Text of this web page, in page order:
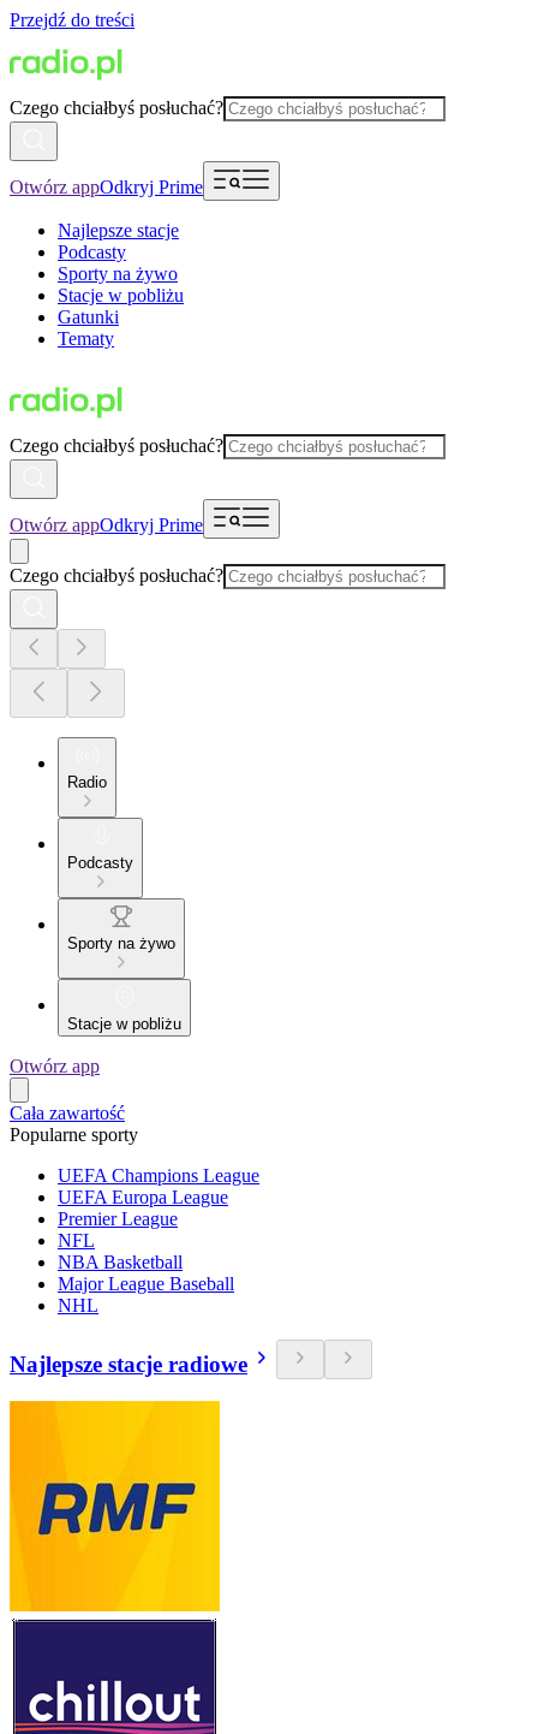
Przejdź do treści
Czego chciałbyś posłuchać?
Otwórz appOdkryj Prime
Najlepsze stacje
Podcasty
Sporty na żywo
Stacje w pobliżu
Gatunki
Tematy
Czego chciałbyś posłuchać?
Otwórz appOdkryj Prime
Czego chciałbyś posłuchać?
Radio
Podcasty
Sporty na żywo
Stacje w pobliżu
Otwórz app
Cała zawartość
Popularne sporty
UEFA Champions League
UEFA Europa League
Premier League
NFL
NBA Basketball
Major League Baseball
NHL
Najlepsze stacje radiowe